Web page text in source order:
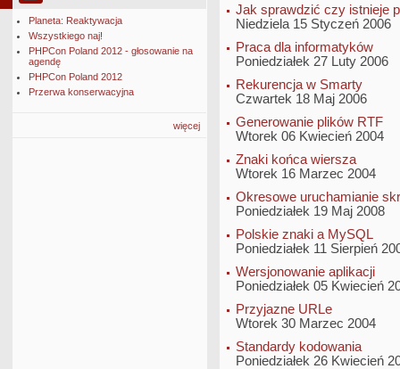
Planeta: Reaktywacja
Wszystkiego naj!
PHPCon Poland 2012 - głosowanie na
agendę
PHPCon Poland 2012
Przerwa konserwacyjna
więcej
Jak sprawdzić czy istnieje
Niedziela 15 Styczeń 2006
Praca dla informatyków
Poniedziałek 27 Luty 2006
Rekurencja w Smarty
Czwartek 18 Maj 2006
Generowanie plików RTF
Wtorek 06 Kwiecień 2004
Znaki końca wiersza
Wtorek 16 Marzec 2004
Okresowe uruchamianie
Poniedziałek 19 Maj 2008
Polskie znaki a MySQL
Poniedziałek 11 Sierpień
Wersjonowanie aplikacji
Poniedziałek 05 Kwiecień
Przyjazne URLe
Wtorek 30 Marzec 2004
Standardy kodowania
Poniedziałek 26 Kwiecień